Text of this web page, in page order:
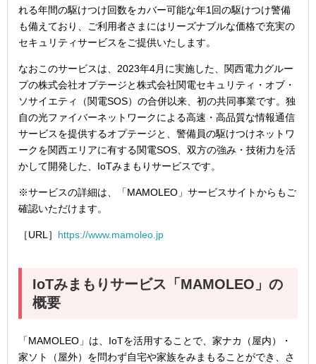
れる年間の駆けつけ回数をカバー可能な年1回の駆けつけ警備
も備えており、ご利用者さまにはリーズナブルな価格で充実の
セキュリティサービスをご提供いたします。
なおこのサービスは、2023年4月に実施した、関西電力グルー
プの株式会社オプテージと株式会社関電セキュリティ・オブ・
ソサイエティ（関電SOS）の合併以来、初の共同事業です。独
自の光ファイバーネットワークによる高速・高品質な情報通信
サービスを提供するオプテージと、警備員の駆けつけネットワ
ークを関西エリアに有する関電SOS、双方の強み・技術力を活
かして開発した、IoTみまもりサービスです。
※サービスの詳細は、「MAMOLEO」サービスサイトからもご
確認いただけます。
［URL］ https://www.mamoleo.jp
IoTみまもりサービス「 MAMOLEO 」の
概要
「MAMOLEO」は、IoTを活用することで、家ナカ（屋内）・
家ソト（屋外）を問わず自宅や家族をみまもることができ、さ